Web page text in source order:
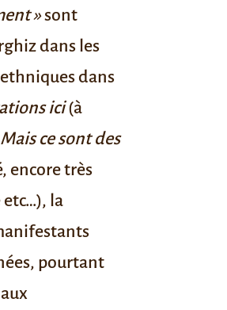
»sont
dans les
dans
ici(à
ce sont des
encore très
etc…), la
pourtant